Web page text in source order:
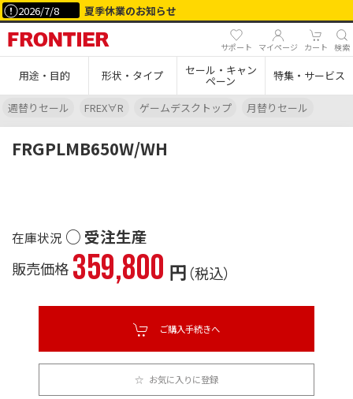
2026/7/8 夏季休業のお知らせ
サポート マイページ カート 検索
用途・目的 形状・タイプ セール・キャン
ペーン 特集・サービス
週替りセール FREX∀R ゲームデスクトップ 月替りセール
FRGPLMB650W/WH
○ 受注生産
販売価格 359,800 円（税込）
ご購入手続きへ
お気に入りに登録